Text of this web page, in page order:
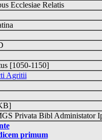
Ecclesiae Relatis
[1050-1150]
Agritii
Privata Bibl Administator
primum